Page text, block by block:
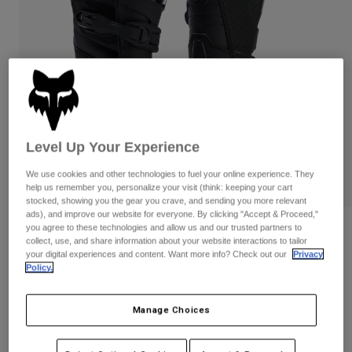
Byxor
Shorts
Jackor
Handskar
Skydd
Goggles
Strumpor
Reservdelar
Byxor
Handskar
Jackor
Goggles
Strumpor
Väskor & tillbehör
Women
T-Shirts & Tops
Hoodies och pullovers
Jackor
Byxor & Shorts
Shirts
Visa alla
Visa alla
Moto
Hjälmar
Jerseys
Pants
Botas
Recensioner
Women's Comp Boots
Produktnummer30469
3.499 kr
Level Up Your Experience
We use cookies and other technologies to fuel your online experience. They
help us remember you, personalize your visit (think: keeping your cart
stocked, showing you the gear you crave, and sending you more relevant
ads), and improve our website for everyone. By clicking "Accept & Proceed,"
you agree to these technologies and allow us and our trusted partners to
collect, use, and share information about your website interactions to tailor
your digital experiences and content. Want more info? Check out our
Privacy
Policy.
Manage Choices